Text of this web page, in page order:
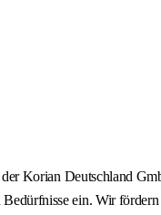
Korian Deutschland
ein. Wir